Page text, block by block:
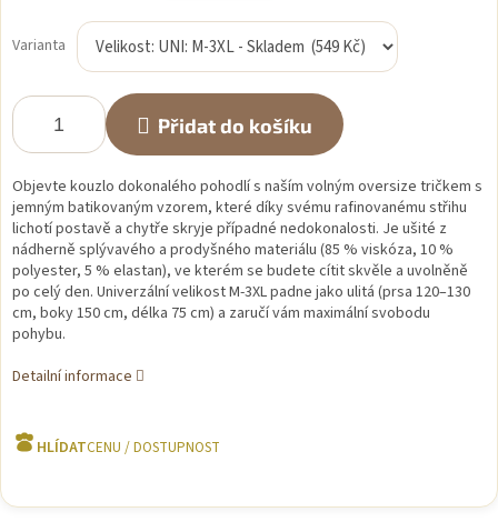
cena:
Varianta
Přidat do košíku
Objevte kouzlo dokonalého pohodlí s naším volným oversize tričkem s
jemným batikovaným vzorem, které díky svému rafinovanému střihu
lichotí postavě a chytře skryje případné nedokonalosti. Je ušité z
nádherně splývavého a prodyšného materiálu (85 % viskóza, 10 %
polyester, 5 % elastan), ve kterém se budete cítit skvěle a uvolněně
po celý den. Univerzální velikost M-3XL padne jako ulitá (prsa 120–130
cm, boky 150 cm, délka 75 cm) a zaručí vám maximální svobodu
pohybu.
Detailní informace
HLÍDAT